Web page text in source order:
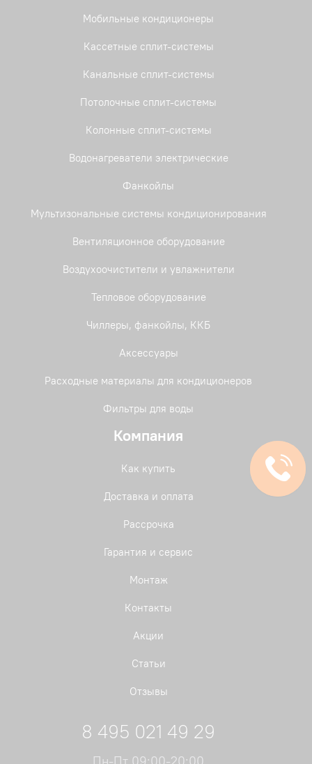
Мобильные кондиционеры
Кассетные сплит-системы
Канальные сплит-системы
Потолочные сплит-системы
Колонные сплит-системы
Водонагреватели электрические
Фанкойлы
Мультизональные системы кондиционирования
Вентиляционное оборудование
Воздухоочистители и увлажнители
Тепловое оборудование
Чиллеры, фанкойлы, ККБ
Аксессуары
Расходные материалы для кондиционеров
Фильтры для воды
Компания
Как купить
Доставка и оплата
Рассрочка
Гарантия и сервис
Монтаж
Контакты
Акции
Статьи
Отзывы
8 495 021 49 29